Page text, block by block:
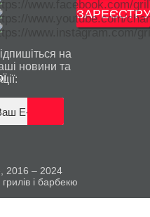
на
новини та
2016 – 2024
і барбекю